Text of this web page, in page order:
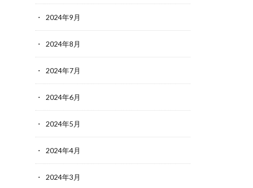
2024年9月
2024年8月
2024年7月
2024年6月
2024年5月
2024年4月
2024年3月